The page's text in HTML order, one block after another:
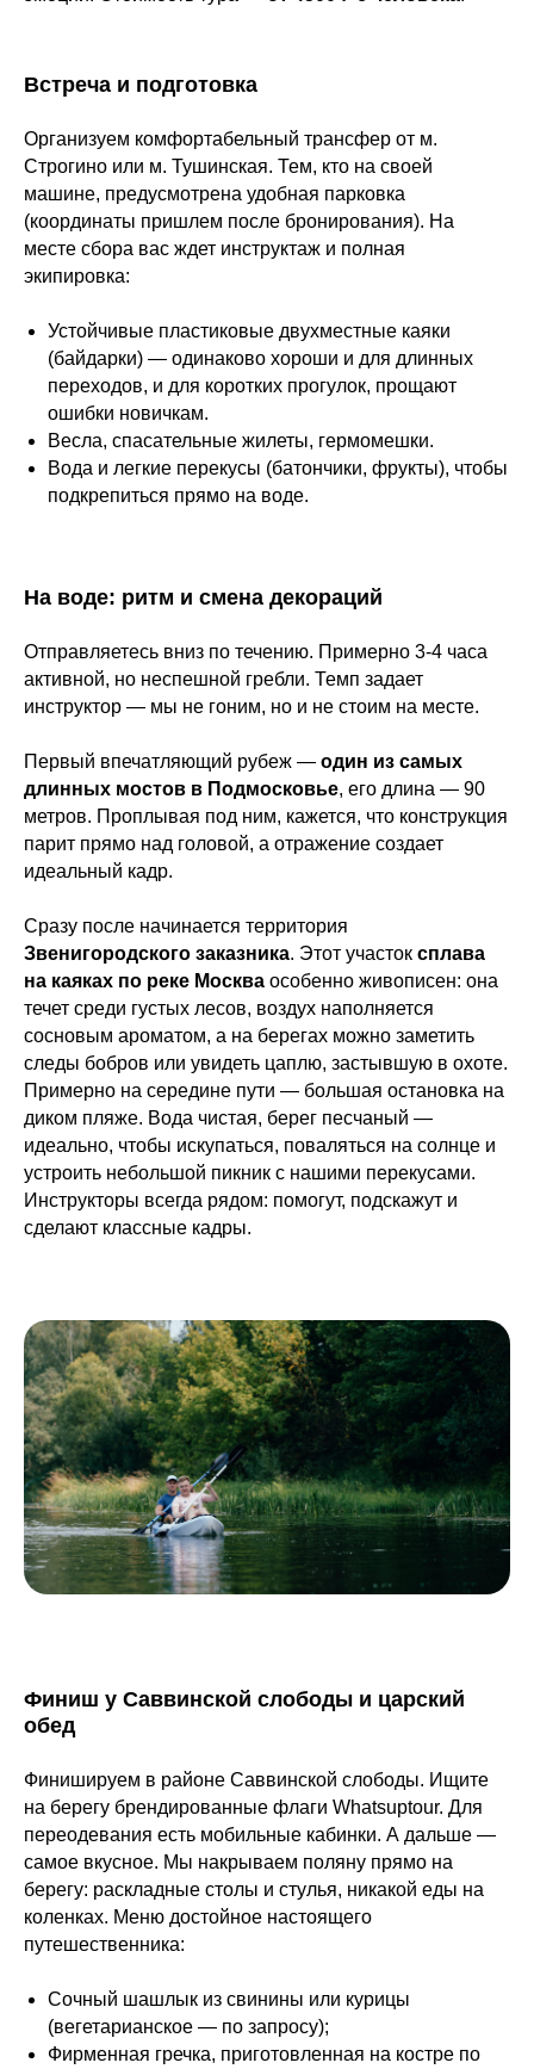
Встреча и подготовка
Организуем комфортабельный трансфер от м.
Строгино или м. Тушинская. Тем, кто на своей
машине, предусмотрена удобная парковка
(координаты пришлем после бронирования). На
месте сбора вас ждет инструктаж и полная
экипировка:
Устойчивые пластиковые двухместные каяки
(байдарки) — одинаково хороши и для длинных
переходов, и для коротких прогулок, прощают
ошибки новичкам.
Весла, спасательные жилеты, гермомешки.
Вода и легкие перекусы (батончики, фрукты), чтобы
подкрепиться прямо на воде.
На воде: ритм и смена декораций
Отправляетесь вниз по течению. Примерно 3-4 часа
активной, но неспешной гребли. Темп задает
инструктор — мы не гоним, но и не стоим на месте.
Первый впечатляющий рубеж — один из самых
длинных мостов в Подмосковье, его длина — 90
метров. Проплывая под ним, кажется, что конструкция
парит прямо над головой, а отражение создает
идеальный кадр.
Сразу после начинается территория
Звенигородского заказника. Этот участок сплава
на каяках по реке Москва особенно живописен: она
течет среди густых лесов, воздух наполняется
сосновым ароматом, а на берегах можно заметить
следы бобров или увидеть цаплю, застывшую в охоте.
Примерно на середине пути — большая остановка на
диком пляже. Вода чистая, берег песчаный —
идеально, чтобы искупаться, поваляться на солнце и
устроить небольшой пикник с нашими перекусами.
Инструкторы всегда рядом: помогут, подскажут и
сделают классные кадры.
Финиш у Саввинской слободы и царский
обед
Финишируем в районе Саввинской слободы. Ищите
на берегу брендированные флаги Whatsuptour. Для
переодевания есть мобильные кабинки. А дальше —
самое вкусное. Мы накрываем поляну прямо на
берегу: раскладные столы и стулья, никакой еды на
коленках. Меню достойное настоящего
путешественника:
Сочный шашлык из свинины или курицы
(вегетарианское — по запросу);
Фирменная гречка, приготовленная на костре по